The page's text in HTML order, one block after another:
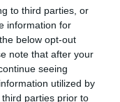
to third parties, or
information for
below opt-out
note that after your
seeing
utilized by
parties prior to
miércoles en
récord